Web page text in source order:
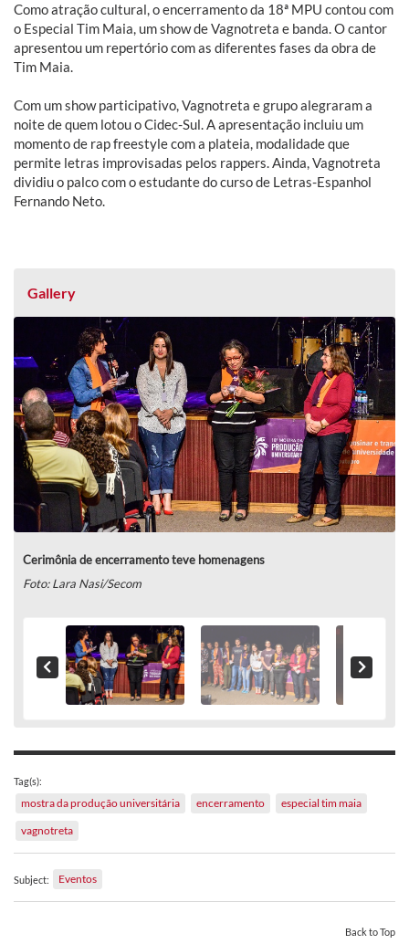
Como atração cultural, o encerramento da 18ª MPU contou com
o Especial Tim Maia, um show de Vagnotreta e banda. O cantor
apresentou um repertório com as diferentes fases da obra de
Tim Maia.
Com um show participativo, Vagnotreta e grupo alegraram a
noite de quem lotou o Cidec-Sul. A apresentação incluiu um
momento de rap freestyle com a plateia, modalidade que
permite letras improvisadas pelos rappers. Ainda, Vagnotreta
dividiu o palco com o estudante do curso de Letras-Espanhol
Fernando Neto.
Gallery
Cerimônia de encerramento teve homenagens
Foto: Lara Nasi/Secom
Tag(s):
mostra da produção universitária encerramento
especial tim maia
vagnotreta
Subject: Eventos
Back to Top